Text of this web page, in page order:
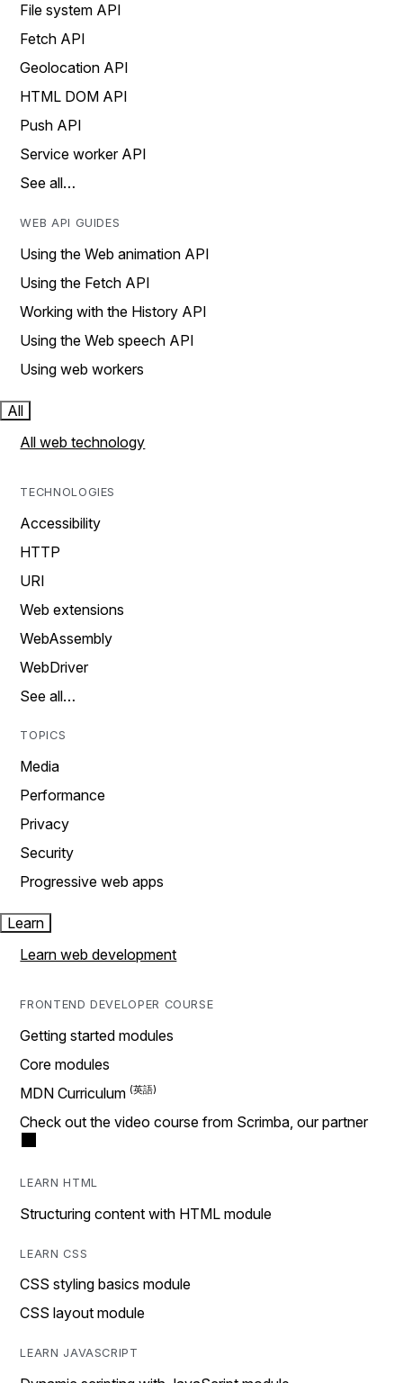
File system API
Fetch API
Geolocation API
HTML DOM API
Push API
Service worker API
See all…
WEB API GUIDES
Using the Web animation API
Using the Fetch API
Working with the History API
Using the Web speech API
Using web workers
All
All web technology
TECHNOLOGIES
Accessibility
HTTP
URI
Web extensions
WebAssembly
WebDriver
See all…
TOPICS
Media
Performance
Privacy
Security
Progressive web apps
Learn
Learn web development
FRONTEND DEVELOPER COURSE
Getting started modules
Core modules
MDN Curriculum
Check out the video course from Scrimba, our partner
LEARN HTML
Structuring content with HTML module
LEARN CSS
CSS styling basics module
CSS layout module
LEARN JAVASCRIPT